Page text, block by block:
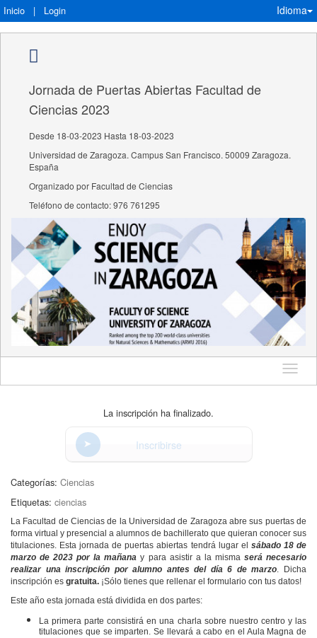
Inicio | Login Idioma
Jornada de Puertas Abiertas Facultad de
Ciencias 2023
Desde 18-03-2023 Hasta 18-03-2023
Universidad de Zaragoza. Campus San Francisco. 50009 Zaragoza.
España
Organizado por Facultad de Ciencias
Teléfono de contacto: 976 761295
Idioma
La inscripción ha finalizado.
Inscribirse
Categorías: Ciencias
Etiquetas: ciencias
La Facultad de Ciencias de la Universidad de Zaragoza abre sus puertas de
forma virtual y presencial a alumnos de bachillerato que quieran conocer sus
titulaciones. Esta jornada de puertas abiertas tendrá lugar el sábado 18 de
marzo de 2023 por la mañanay para asistir a la misma será necesario
realizar una inscripción por alumno antes del día 6 de marzo. Dicha
inscripción es gratuita. ¡Sólo tienes que rellenar el formulario con tus datos!
Este año esta jornada está dividida en dos partes:
La primera parte consistirá en una charla sobre nuestro centro y las
titulaciones que se imparten. Se llevará a cabo en el Aula Magna de